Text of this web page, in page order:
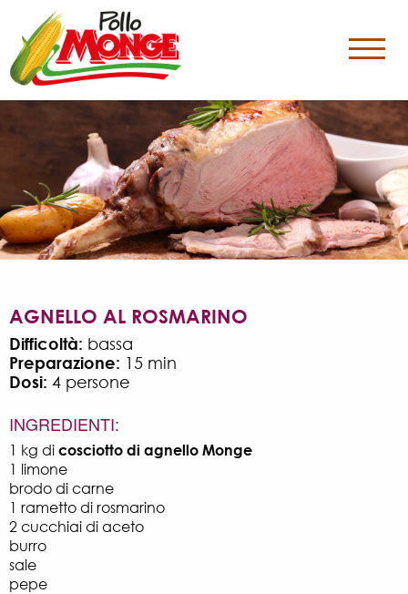
AGNELLO AL ROSMARINO
Difficoltà: bassa
Preparazione: 15 min
Dosi: 4 persone
INGREDIENTI:
1 kg di cosciotto di agnello Monge
1 limone
brodo di carne
1 rametto di rosmarino
2 cucchiai di aceto
burro
sale
pepe